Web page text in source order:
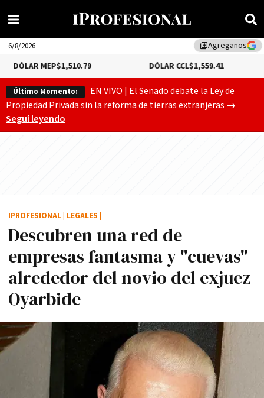
library_addAgreganos
6/8/2026
$1,510.79 $1,559.41
Último Momento:
EN VIVO | El Senado debate la Ley de
Propiedad Privada sin la reforma de tierras extranjeras →
Seguí leyendo
Descubren una red de
empresas fantasma y "cuevas"
alrededor del novio del exjuez
Oyarbide
IPROFESIONAL LEGALES